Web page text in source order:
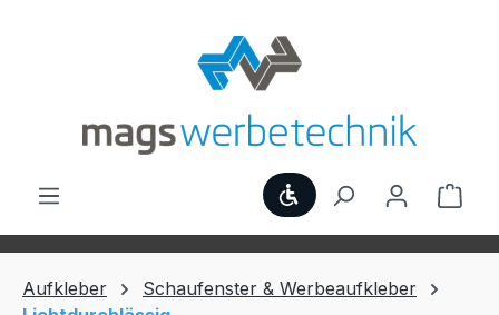
Werkzeugleiste
Aufkleber
Schaufenster & Werbeaufkleber